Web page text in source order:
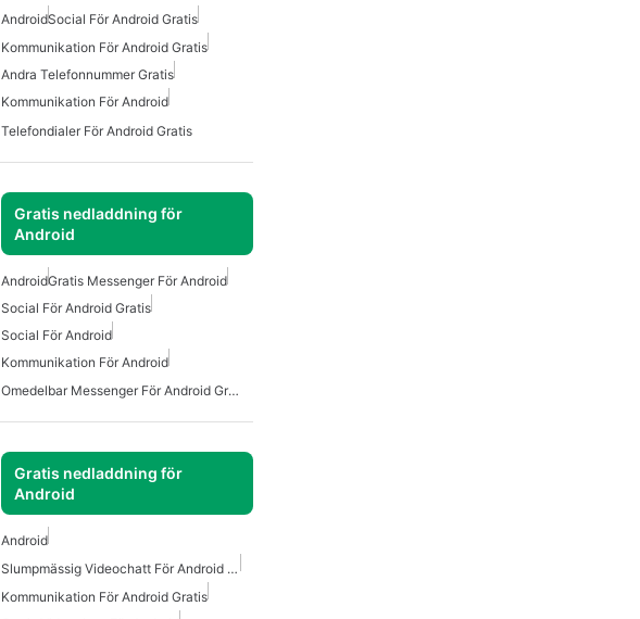
AndroidSocial För Android Gratis
Kommunikation För Android Gratis
Andra Telefonnummer Gratis
Kommunikation För Android
Telefondialer För Android Gratis
Gratis nedladdning för
Android
AndroidGratis Messenger För Android
Social För Android Gratis
Social För Android
Kommunikation För Android
Omedelbar Messenger För Android Gratis
Gratis nedladdning för
Android
Android
Slumpmässig Videochatt För Android Gratis
Kommunikation För Android Gratis